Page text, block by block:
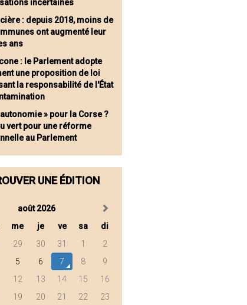
incertaines
: depuis 2018, moins de
ont augmenté leur
ans
: le Parlement adopte
une proposition de loi
la responsabilité de l'État
» pour la Corse ?
vert pour une réforme
au Parlement
UNE ÉDITION
août 2026
me je ve sa
di
29 30 31 1
2
5 6 7 8
9
12 13 14 15
16
19 20 21 22
23